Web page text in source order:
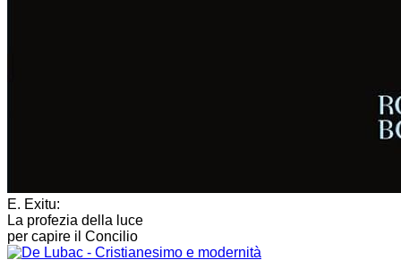
E. Exitu:
La profezia della luce
per capire il Concilio